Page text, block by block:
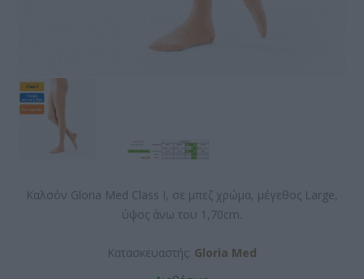
Καλσόν Gloria Med Class I, σε μπεζ χρώμα, μέγεθος Large,
ύψος άνω του 1,70cm.
Κατασκευαστής: Gloria Med